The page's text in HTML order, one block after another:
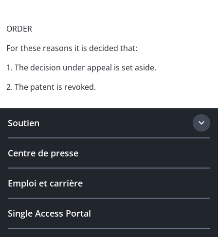
ORDER
For these reasons it is decided that:
1. The decision under appeal is set aside.
2. The patent is revoked.
Soutien
Centre de presse
Emploi et carrière
Single Access Portal